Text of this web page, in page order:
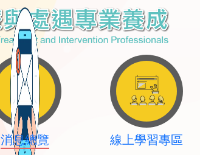
消息總覽 線上學習專區